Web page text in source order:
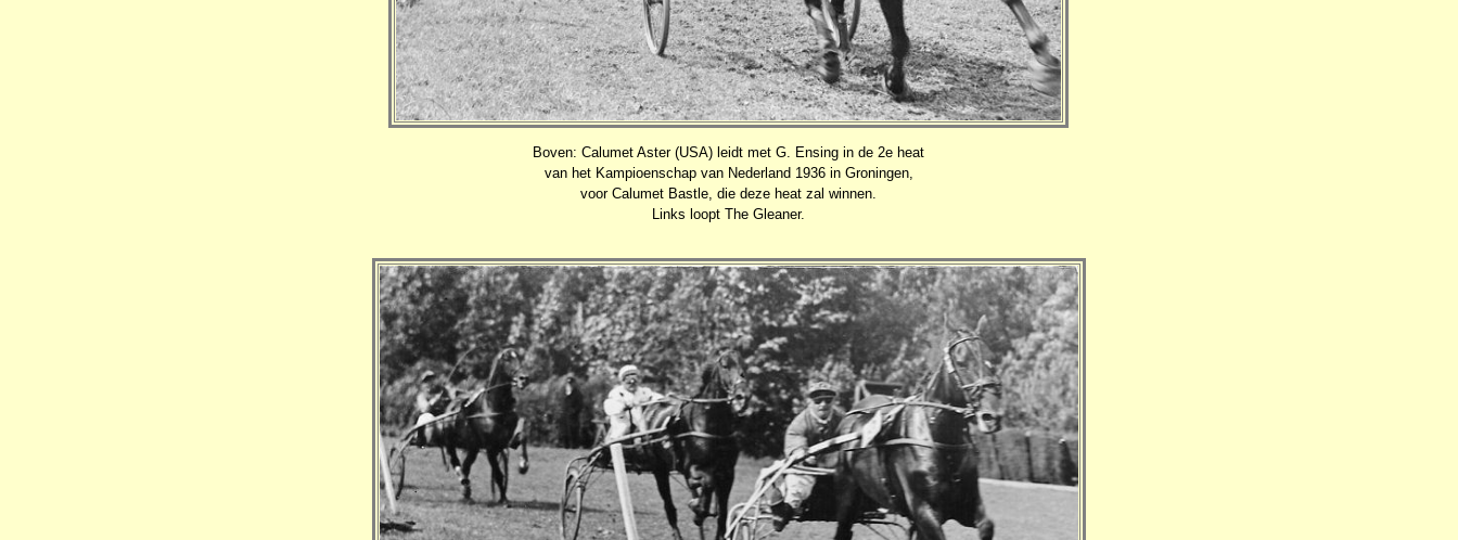
Boven: Calumet Aster (USA) leidt met G. Ensing in de 2e heat
van het Kampioenschap van Nederland 1936 in Groningen,
voor Calumet Bastle, die deze heat zal winnen.
Links loopt The Gleaner.